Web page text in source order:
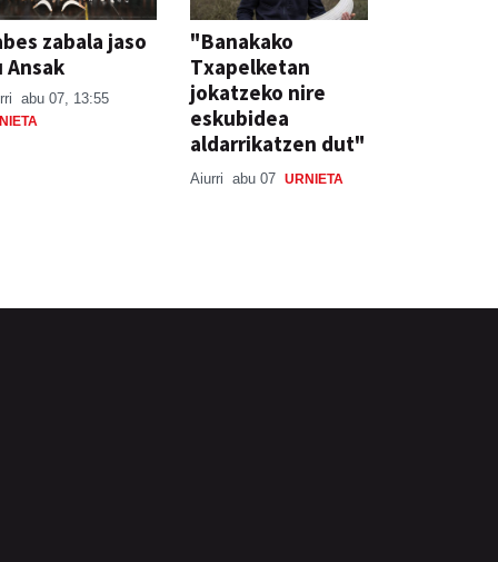
zabala jaso
Ansak
abu 07, 13:55
"Banakako
Txapelketan
jokatzeko nire
eskubidea
aldarrikatzen dut"
Aiurri abu 07 URNIETA